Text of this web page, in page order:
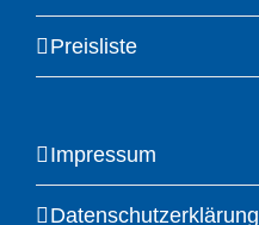
Preisliste
Impressum
Datenschutzerklärung